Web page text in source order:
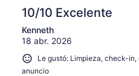
10/10 Excelente
Kenneth
18 abr. 2026
Le gustó: Limpieza, check-
anuncio